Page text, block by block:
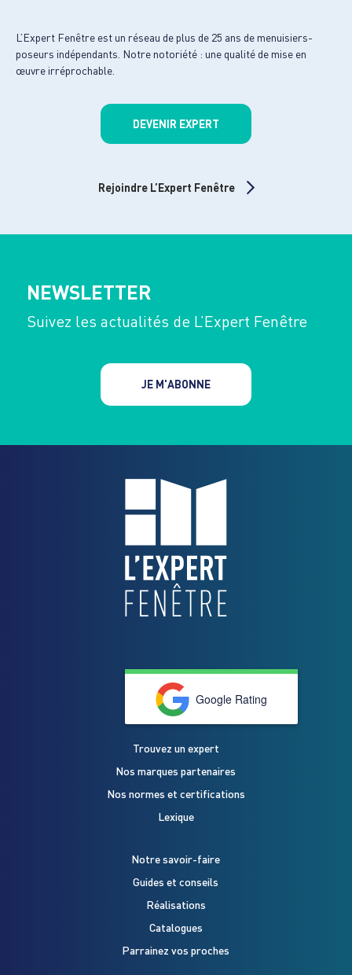
L’Expert Fenêtre est un réseau de plus de 25 ans de menuisiers-
poseurs indépendants. Notre notoriété : une qualité de mise en
œuvre irréprochable.
DEVENIR EXPERT
Rejoindre L’Expert Fenêtre
NEWSLETTER
Suivez les actualités de L’Expert Fenêtre
JE M'ABONNE
Google Rating
Trouvez un expert
Nos marques partenaires
Nos normes et certifications
Lexique
Notre savoir-faire
Guides et conseils
Réalisations
Catalogues
Parrainez vos proches